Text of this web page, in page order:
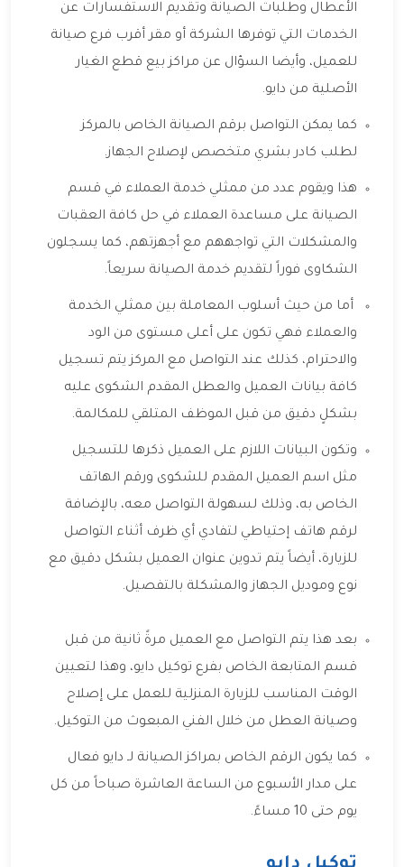
الأعطال وطلبات الصيانة وتقديم الاستفسارات عن
الخدمات التي توفرها الشركة أو مقر أقرب فرع صيانة
للعميل، وأيضا السؤال عن مراكز بيع قطع الغيار
الأصلية من دايو.
كما يمكن التواصل برقم الصيانة الخاص بالمركز
لطلب كادر بشري متخصص لإصلاح الجهاز.
هذا ويقوم عدد من ممثلي خدمة العملاء في قسم
الصيانة على مساعدة العملاء في حل كافة العقبات
والمشكلات التي تواجههم مع أجهزتهم، كما يسجلون
الشكاوى فوراً لتقديم خدمة الصيانة سريعاً.
أما من حيث أسلوب المعاملة بين ممثلي الخدمة
والعملاء فهي تكون على أعلى مستوى من الود
والاحترام، كذلك عند التواصل مع المركز يتم تسجيل
كافة بيانات العميل والعطل المقدم الشكوى عليه
بشكلٍ دقيق من قبل الموظف المتلقي للمكالمة.
وتكون البيانات اللازم على العميل ذكرها للتسجيل
مثل اسم العميل المقدم للشكوى ورقم الهاتف
الخاص به، وذلك لسهولة التواصل معه، بالإضافة
لرقم هاتف إحتياطي لتفادي أي ظرف أثناء التواصل
للزيارة، أيضاً يتم تدوين عنوان العميل بشكل دقيق مع
نوع وموديل الجهاز والمشكلة بالتفصيل.
بعد هذا يتم التواصل مع العميل مرةً ثانية من قبل
قسم المتابعة الخاص بفرع توكيل دايو، وهذا لتعيين
الوقت المناسب للزيارة المنزلية للعمل على إصلاح
وصيانة العطل من خلال الفني المبعوث من التوكيل.
كما يكون الرقم الخاص بمراكز الصيانة لـ دايو فعال
على مدار الأسبوع من الساعة العاشرة صباحاً من كل
يوم حتى 10 مساءً.